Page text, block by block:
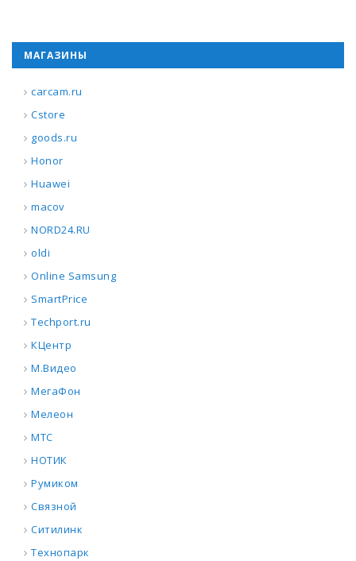
МАГАЗИНЫ
carcam.ru
Cstore
goods.ru
Honor
Huawei
macov
NORD24.RU
oldi
Online Samsung
SmartPrice
Techport.ru
КЦентр
М.Видео
МегаФон
Мелеон
МТС
НОТИК
Румиком
Связной
Ситилинк
Технопарк